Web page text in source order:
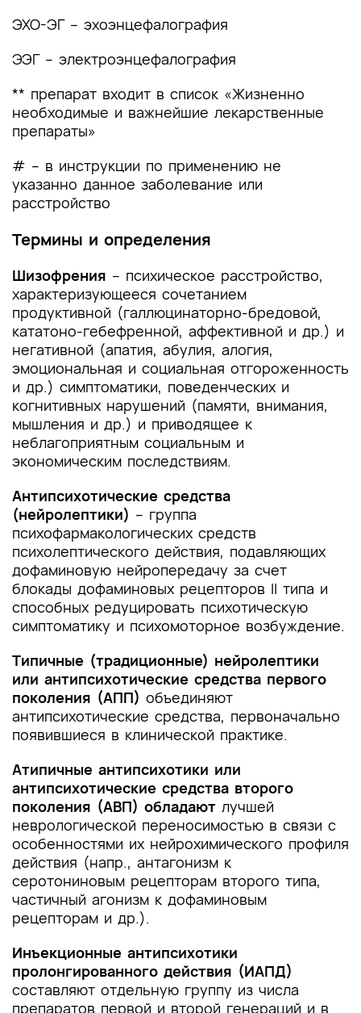
ЭХО-ЭГ – эхоэнцефалография
ЭЭГ – электроэнцефалография
** препарат входит в список «Жизненно
необходимые и важнейшие лекарственные
препараты»
# – в инструкции по применению не
указанно данное заболевание или
расстройство
Термины и определения
Шизофрения – психическое расстройство,
характеризующееся сочетанием
продуктивной (галлюцинаторно-бредовой,
кататоно-гебефренной, аффективной и др.) и
негативной (апатия, абулия, алогия,
эмоциональная и социальная отгороженность
и др.) симптоматики, поведенческих и
когнитивных нарушений (памяти, внимания,
мышления и др.) и приводящее к
неблагоприятным социальным и
экономическим последствиям.
Антипсихотические средства
(нейролептики) – группа
психофармакологических средств
психолептического действия, подавляющих
дофаминовую нейропередачу за счет
блокады дофаминовых рецепторов II типа и
способных редуцировать психотическую
симптоматику и психомоторное возбуждение.
Типичные (традиционные) нейролептики
или антипсихотические средства первого
поколения (АПП) объединяют
антипсихотические средства, первоначально
появившиеся в клинической практике.
Атипичные антипсихотики или
антипсихотические средства второго
поколения (АВП) обладают лучшей
неврологической переносимостью в связи с
особенностями их нейрохимического профиля
действия (напр., антагонизм к
серотониновым рецепторам второго типа,
частичный агонизм к дофаминовым
рецепторам и др.).
Инъекционные антипсихотики
пролонгированного действия (ИАПД)
составляют отдельную группу из числа
препаратов первой и второй генераций и в